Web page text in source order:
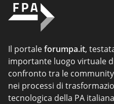
Il portaleforumpa.it,
importante luogo virtuale
confronto tra le
nei processi di
tecnologica della PA